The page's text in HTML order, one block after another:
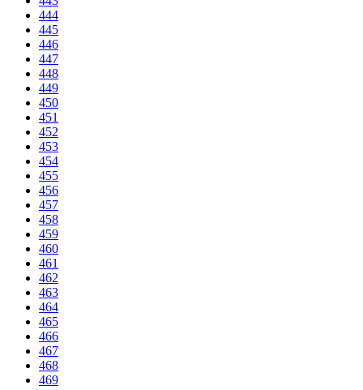
444
445
446
447
448
449
450
451
452
453
454
455
456
457
458
459
460
461
462
463
464
465
466
467
468
469